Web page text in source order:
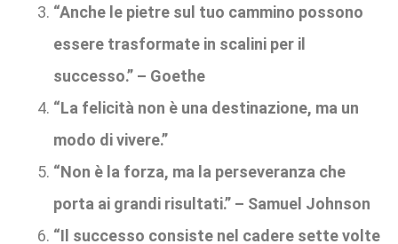
“Anche le pietre sul tuo cammino possono
essere trasformate in scalini per il
successo.” – Goethe
“La felicità non è una destinazione, ma un
modo di vivere.”
“Non è la forza, ma la perseveranza che
porta ai grandi risultati.” – Samuel Johnson
“Il successo consiste nel cadere sette volte